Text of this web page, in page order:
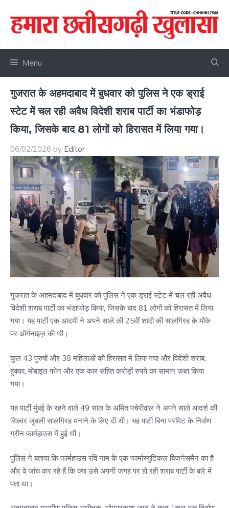
content
Menu
गुजरात के अहमदाबाद में बुधवार को पुलिस ने एक ड्राई
स्टेट में चल रही अवैध विदेशी शराब पार्टी का भंडाफोड़
किया, जिसके बाद 81 लोगों को हिरासत में लिया गया।
06/02/2026 by Editor
गुजरात के अहमदाबाद में बुधवार को पुलिस ने एक ड्राई स्टेट में चल रही अवैध
विदेशी शराब पार्टी का भंडाफोड़ किया, जिसके बाद 81 लोगों को हिरासत में लिया
गया। यह पार्टी एक आदमी ने अपने साले की 25वीं शादी की सालगिरह के मौके
पर ऑर्गनाइज़ की थी।
कुल 43 पुरुषों और 38 महिलाओं को हिरासत में लिया गया और विदेशी शराब,
हुक्का, मोबाइल फोन और एक कार सहित करोड़ों रुपये का सामान ज़ब्त किया
गया।
यह पार्टी मुंबई के रहने वाले 49 साल के अमित पचेरीवाल ने अपने साले आदर्श की
सिल्वर जुबली सालगिरह मनाने के लिए दी थी। यह पार्टी बिना परमिट के निर्वाण
ग्रीन फार्महाउस में हुई थी।
पुलिस ने बताया कि फार्महाउस रवि नाम के एक फार्मास्युटिकल बिजनेसमैन का है
और वे जांच कर रहे हैं कि क्या उसे अपनी जगह पर हो रही शराब पार्टी के बारे में
पता था।